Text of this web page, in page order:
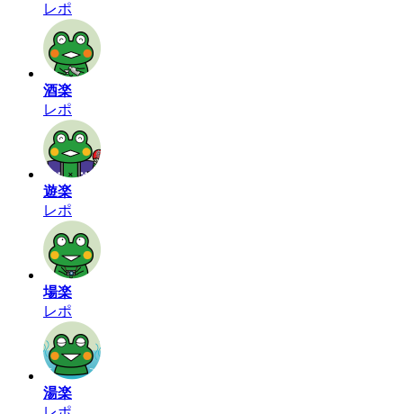
レポ
酒楽
レポ
遊楽
レポ
場楽
レポ
湯楽